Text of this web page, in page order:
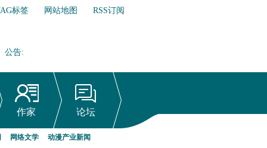
标签 网站地图 RSS订阅
公告:
网络文学行业自律倡议书
作家 论坛
网络文学 动漫产业新闻